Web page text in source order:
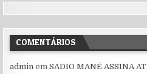
COMENTÁRIOS
admin emSADIO MANÉ ASSINA